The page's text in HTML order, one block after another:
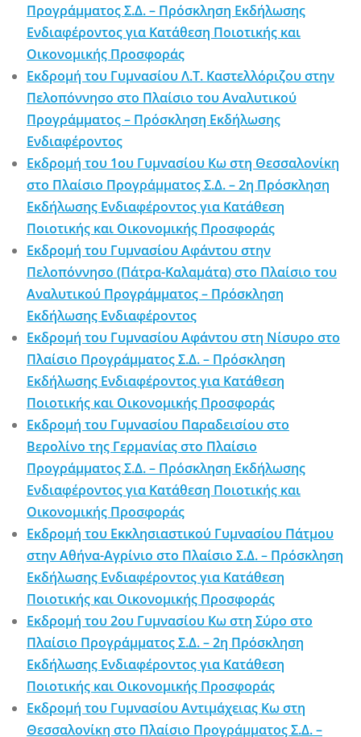
Προγράμματος Σ.Δ. – Πρόσκληση Εκδήλωσης
Ενδιαφέροντος για Κατάθεση Ποιοτικής και
Οικονομικής Προσφοράς
Εκδρομή του Γυμνασίου Λ.Τ. Καστελλόριζου στην
Πελοπόννησο στο Πλαίσιο του Αναλυτικού
Προγράμματος – Πρόσκληση Εκδήλωσης
Ενδιαφέροντος
Εκδρομή του 1ου Γυμνασίου Κω στη Θεσσαλονίκη
στο Πλαίσιο Προγράμματος Σ.Δ. – 2η Πρόσκληση
Εκδήλωσης Ενδιαφέροντος για Κατάθεση
Ποιοτικής και Οικονομικής Προσφοράς
Εκδρομή του Γυμνασίου Αφάντου στην
Πελοπόννησο (Πάτρα-Καλαμάτα) στο Πλαίσιο του
Αναλυτικού Προγράμματος – Πρόσκληση
Εκδήλωσης Ενδιαφέροντος
Εκδρομή του Γυμνασίου Αφάντου στη Νίσυρο στο
Πλαίσιο Προγράμματος Σ.Δ. – Πρόσκληση
Εκδήλωσης Ενδιαφέροντος για Κατάθεση
Ποιοτικής και Οικονομικής Προσφοράς
Εκδρομή του Γυμνασίου Παραδεισίου στο
Βερολίνο της Γερμανίας στο Πλαίσιο
Προγράμματος Σ.Δ. – Πρόσκληση Εκδήλωσης
Ενδιαφέροντος για Κατάθεση Ποιοτικής και
Οικονομικής Προσφοράς
Εκδρομή του Εκκλησιαστικού Γυμνασίου Πάτμου
στην Αθήνα-Αγρίνιο στο Πλαίσιο Σ.Δ. – Πρόσκληση
Εκδήλωσης Ενδιαφέροντος για Κατάθεση
Ποιοτικής και Οικονομικής Προσφοράς
Εκδρομή του 2ου Γυμνασίου Κω στη Σύρο στο
Πλαίσιο Προγράμματος Σ.Δ. – 2η Πρόσκληση
Εκδήλωσης Ενδιαφέροντος για Κατάθεση
Ποιοτικής και Οικονομικής Προσφοράς
Εκδρομή του Γυμνασίου Αντιμάχειας Κω στη
Θεσσαλονίκη στο Πλαίσιο Προγράμματος Σ.Δ. –